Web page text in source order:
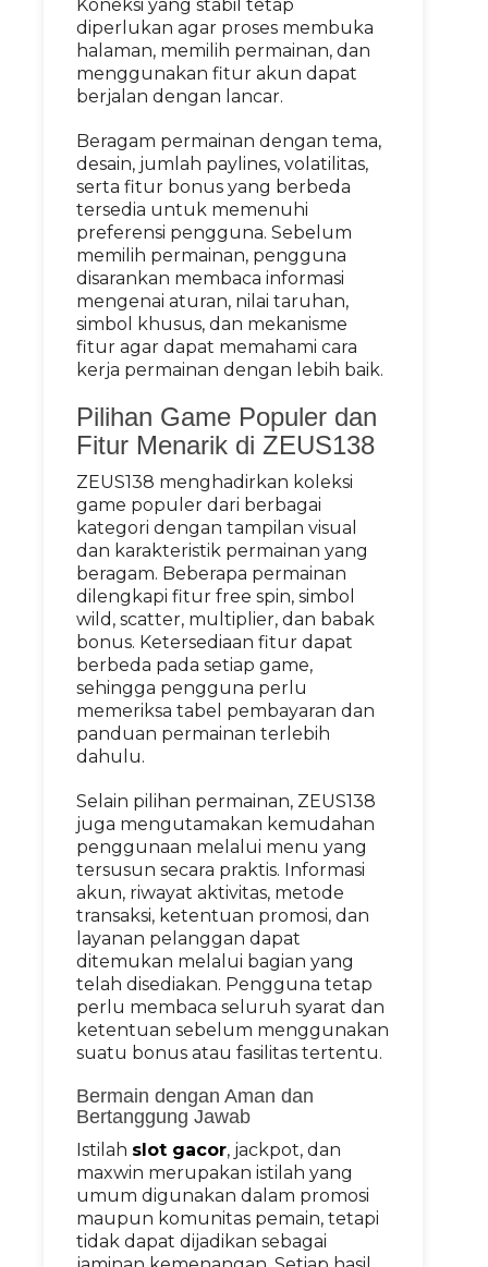
Koneksi yang stabil tetap
diperlukan agar proses membuka
halaman, memilih permainan, dan
menggunakan fitur akun dapat
berjalan dengan lancar.
Beragam permainan dengan tema,
desain, jumlah paylines, volatilitas,
serta fitur bonus yang berbeda
tersedia untuk memenuhi
preferensi pengguna. Sebelum
memilih permainan, pengguna
disarankan membaca informasi
mengenai aturan, nilai taruhan,
simbol khusus, dan mekanisme
fitur agar dapat memahami cara
kerja permainan dengan lebih baik.
Pilihan Game Populer dan
Fitur Menarik di ZEUS138
ZEUS138 menghadirkan koleksi
game populer dari berbagai
kategori dengan tampilan visual
dan karakteristik permainan yang
beragam. Beberapa permainan
dilengkapi fitur free spin, simbol
wild, scatter, multiplier, dan babak
bonus. Ketersediaan fitur dapat
berbeda pada setiap game,
sehingga pengguna perlu
memeriksa tabel pembayaran dan
panduan permainan terlebih
dahulu.
Selain pilihan permainan, ZEUS138
juga mengutamakan kemudahan
penggunaan melalui menu yang
tersusun secara praktis. Informasi
akun, riwayat aktivitas, metode
transaksi, ketentuan promosi, dan
layanan pelanggan dapat
ditemukan melalui bagian yang
telah disediakan. Pengguna tetap
perlu membaca seluruh syarat dan
ketentuan sebelum menggunakan
suatu bonus atau fasilitas tertentu.
Bermain dengan Aman dan
Bertanggung Jawab
Istilah slot gacor, jackpot, dan
maxwin merupakan istilah yang
umum digunakan dalam promosi
maupun komunitas pemain, tetapi
tidak dapat dijadikan sebagai